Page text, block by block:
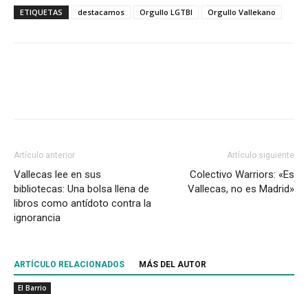
ETIQUETAS destacamos Orgullo LGTBI Orgullo Vallekano
Artículo anterior
Vallecas lee en sus
bibliotecas: Una bolsa llena de
libros como antídoto contra la
ignorancia
Artículo siguiente
Colectivo Warriors: «Es
Vallecas, no es Madrid»
ARTÍCULO RELACIONADOS MÁS DEL AUTOR
El Barrio